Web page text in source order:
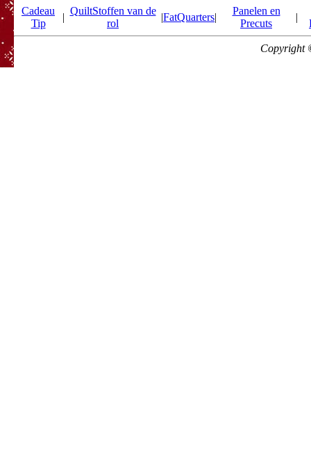
Cadeau
Tip
|
QuiltStoffen van de
rol
|FatQuarters|
Panelen en
Precuts
|
Copyright